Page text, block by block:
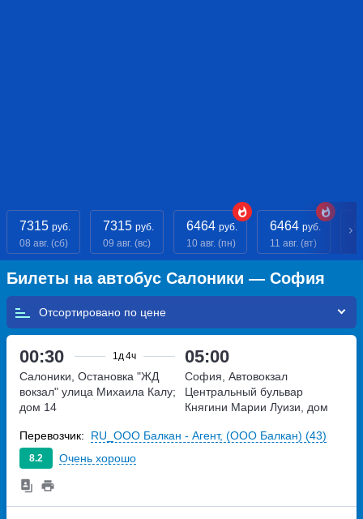
7315 руб.
08 авг. (сб)
7315 руб.
09 авг. (вс)
6464 руб.
10 авг. (пн)
6464 руб.
11 авг. (вт)
Билеты на автобус Салоники — София
Отсортировано по
00:30 1д4ч 05:00
Салоники, Остановка "ЖД
вокзал" улица Михаила Калу;
дом 14
София, Автовокзал
Центральный бульвар
Княгини Марии Луизи, дом
8.2 Очень хорошо
Перевозчик: RU_ООО Балкан - Агент, (ООО Балкан) (43)